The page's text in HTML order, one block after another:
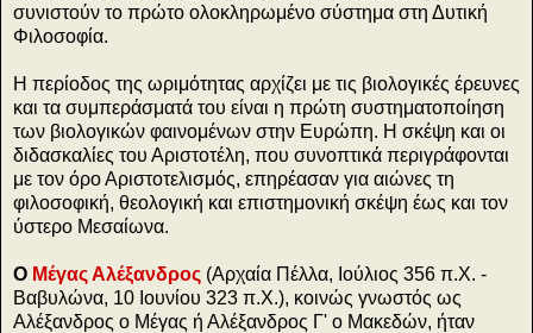
συνιστούν το πρώτο ολοκληρωμένο σύστημα στη Δυτική
Φιλοσοφία.
Η περίοδος της ωριμότητας αρχίζει με τις βιολογικές έρευνες
και τα συμπεράσματά του είναι η πρώτη συστηματοποίηση
των βιολογικών φαινομένων στην Ευρώπη. Η σκέψη και οι
διδασκαλίες του Αριστοτέλη, που συνοπτικά περιγράφονται
με τον όρο Αριστοτελισμός, επηρέασαν για αιώνες τη
φιλοσοφική, θεολογική και επιστημονική σκέψη έως και τον
ύστερο Μεσαίωνα.
Ο Μέγας Αλέξανδρος (Αρχαία Πέλλα, Ιούλιος 356 π.Χ. -
Βαβυλώνα, 10 Ιουνίου 323 π.Χ.), κοινώς γνωστός ως
Αλέξανδρος ο Μέγας ή Αλέξανδρος Γ' ο Μακεδών, ήταν